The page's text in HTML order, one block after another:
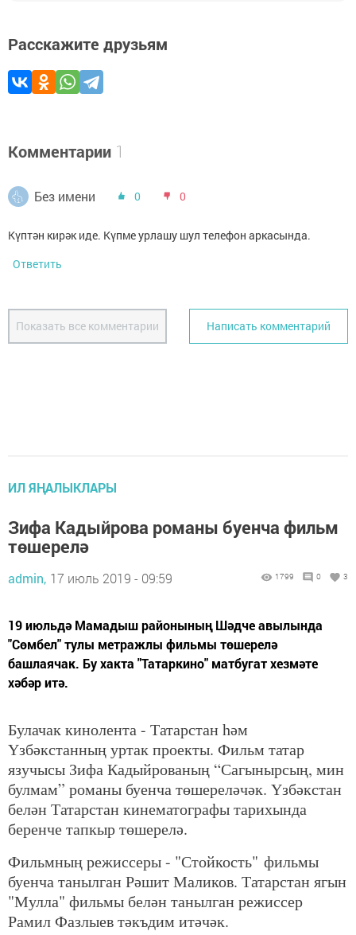
Расскажите друзьям
Комментарии 1
Без имени 0 0
Күптән кирәк иде. Күпме урлашу шул телефон аркасында.
Ответить
Показать все комментарии Написать комментарий
ИЛ ЯҢАЛЫКЛАРЫ
Зифа Кадыйрова романы буенча фильм
төшерелә
admin, 17 июль 2019 - 09:59 1799 0 3
19 июльдә Мамадыш районының Шәдче авылында
"Сөмбел" тулы метражлы фильмы төшерелә
башлаячак. Бу хакта "Татаркино" матбугат хезмәте
хәбәр итә.
Булачак кинолента - Татарстан һәм
Үзбәкстанның уртак проекты. Фильм татар
язучысы Зифа Кадыйрованың “Сагынырсың, мин
булмам” романы буенча төшереләчәк. Үзбәкстан
белән Татарстан кинематографы тарихында
беренче тапкыр төшерелә.
Фильмның режиссеры - "Стойкость" фильмы
буенча танылган Рәшит Маликов. Татарстан ягын
"Мулла" фильмы белән танылган режиссер
Рамил Фазлыев тәкъдим итәчәк.